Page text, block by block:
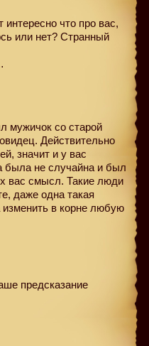
интересно что про вас,
или нет? Странный
мужичок со старой
Действительно
значит и у вас
была не случайна и был
вас смысл. Такие люди
даже одна такая
изменить в корне любую
предсказание